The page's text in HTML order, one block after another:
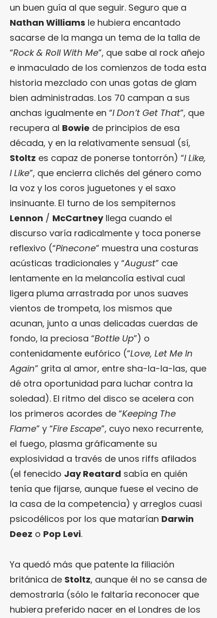
un buen guía al que seguir. Seguro que a
Nathan Williams le hubiera encantado
sacarse de la manga un tema de la talla de
“Rock & Roll With Me”, que sabe al rock añejo
e inmaculado de los comienzos de toda esta
historia mezclado con unas gotas de glam
bien administradas. Los 70 campan a sus
anchas igualmente en “I Don’t Get That”, que
recupera al Bowie de principios de esa
década, y en la relativamente sensual (sí,
Stoltz es capaz de ponerse tontorrón) “I Like,
I Like”, que encierra clichés del género como
la voz y los coros juguetones y el saxo
insinuante. El turno de los sempiternos
Lennon / McCartneyllega cuando el
discurso varía radicalmente y toca ponerse
reflexivo (“Pinecone” muestra una costuras
acústicas tradicionales y “August” cae
lentamente en la melancolía estival cual
ligera pluma arrastrada por unos suaves
vientos de trompeta, los mismos que
acunan, junto a unas delicadas cuerdas de
fondo, la preciosa “Bottle Up”) o
contenidamente eufórico (“Love, Let Me In
Again” grita al amor, entre sha-la-la-las, que
dé otra oportunidad para luchar contra la
soledad). El ritmo del disco se acelera con
los primeros acordes de “Keeping The
Flame” y “Fire Escape”, cuyo nexo recurrente,
el fuego, plasma gráficamente su
explosividad a través de unos riffs afilados
(el fenecido Jay Reatard sabía en quién
tenía que fijarse, aunque fuese el vecino de
la casa de la competencia) y arreglos cuasi
psicodélicos por los que matarían Darwin
Deez o Pop Levi.
Ya quedó más que patente la filiación
británica de Stoltz, aunque él no se cansa de
demostrarla (sólo le faltaría reconocer que
hubiera preferido nacer en el Londres de los